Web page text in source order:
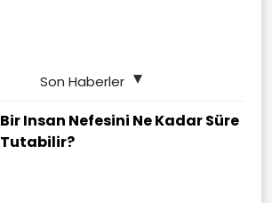
Son Haberler
Bir Insan Nefesini Ne Kadar Süre
Tutabilir?